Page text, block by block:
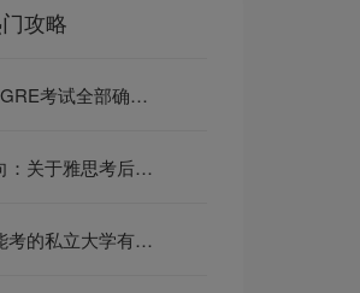
攻略
5月雅思、托福、GRE考试全部确认取消！还有哪些考试取消了？
雅思考试最新动向：关于雅思考后服务调整的通知
日本无需笔试就能考的私立大学有哪些？无需日语等级和留考成绩就能考的有哪些？